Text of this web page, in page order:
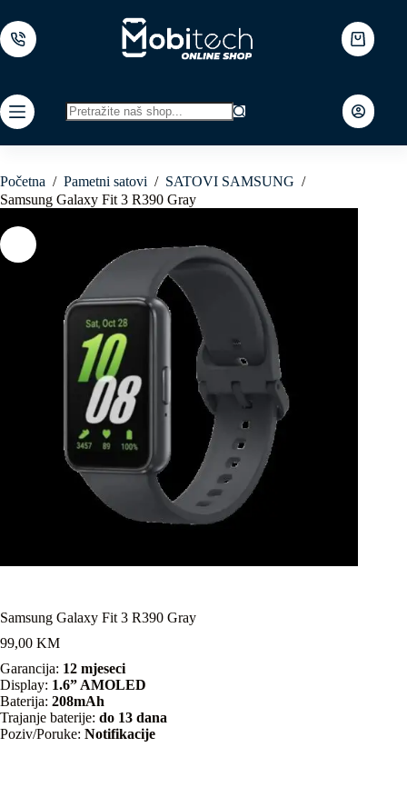
to
content
Shopping
cart
results
Početna / Pametni satovi / SATOVI SAMSUNG /
Samsung Galaxy Fit 3 R390 Gray
Samsung Galaxy Fit 3 R390 Gray
99,00 KM
Garancija: 12 mjeseci
Display: 1.6” AMOLED
Baterija: 208mAh
Trajanje baterije: do 13 dana
Poziv/Poruke: Notifikacije